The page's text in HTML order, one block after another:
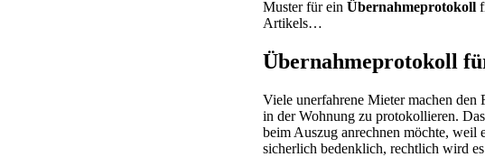
Muster für ein Übernahmeprotokoll
Artikels…
Übernahmeprotokoll
Viele unerfahrene Mieter machen
in der Wohnung zu protokollieren.
beim Auszug anrechnen möchte, weil
sicherlich bedenklich, rechtlich wird